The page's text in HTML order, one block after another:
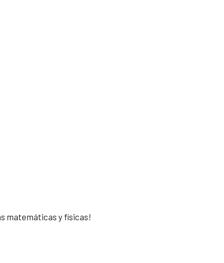
matemáticas y físicas!